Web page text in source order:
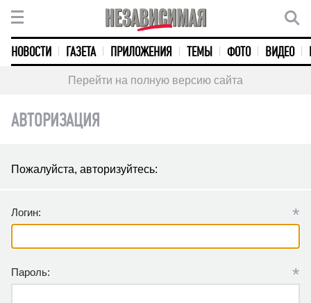
НОВОСТИ ГАЗЕТА ПРИЛОЖЕНИЯ ТЕМЫ ФОТО ВИДЕО
Перейти на полную версию сайта
АВТОРИЗАЦИЯ
Пожалуйста, авторизуйтесь:
Логин: *
Пароль: *